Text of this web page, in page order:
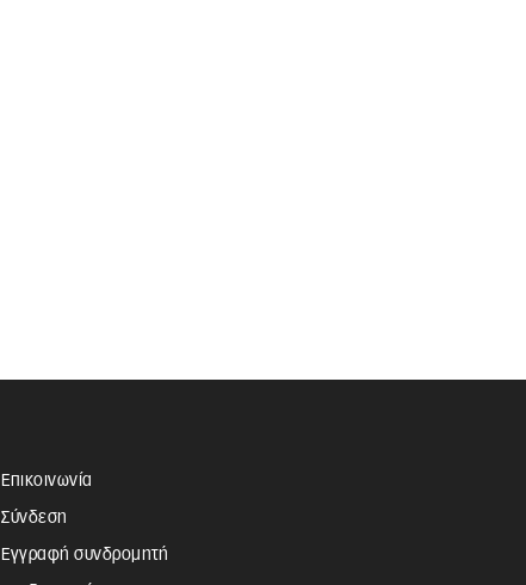
Επικοινωνία
Σύνδεση
Εγγραφή συνδρομητή